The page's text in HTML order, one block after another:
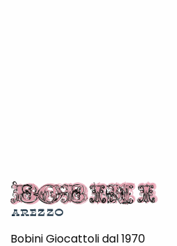
Bobini Giocattoli dal 1970